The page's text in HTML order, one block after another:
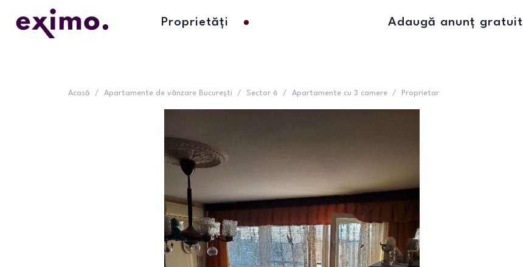
Proprietăți Adaugă anunț gratuit
Acasă / Apartamente de vânzare București / Sector 6 / Apartamente cu 3 camere / Proprietar